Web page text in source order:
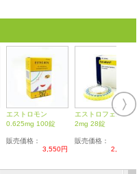
さい。
管して下さい。
【要指示薬】です。本剤の説明
用方法等が日本の医療従事者の
ください。
譲渡せずご自身にてご使用く
ご相談ください。
のでご了承ください。
エストロモン
0.625mg 100錠
販売価格：
3,550円
エストロフェム
2mg 28錠
販売価格：
2,500円